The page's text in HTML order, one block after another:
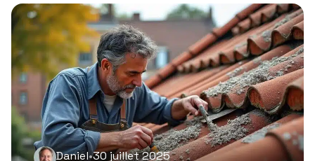
Daniel•30 juillet 2025